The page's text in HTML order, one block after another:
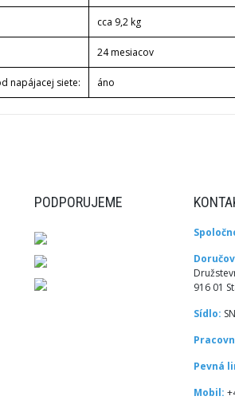
cca 9,2 kg
24 mesiacov
napájacej siete: áno
PODPORUJEME
916 01
Sídlo:
Pevná
Mobil: